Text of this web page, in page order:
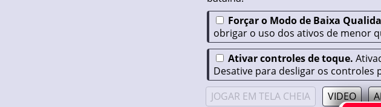
Forçar o Modo de Baixa
obrigar o uso dos ativos de menor
Ativar controles de toque.
Desative para desligar os controles
JOGAR EM TELA CHEIA
VIDEO